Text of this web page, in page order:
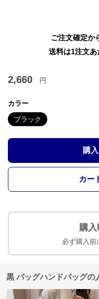
ご注文確定か
送料は1注文あ
2,660 円
カラー
ブラック
購
カー
購
必ず購入前
黒 バッグハンドバッグの